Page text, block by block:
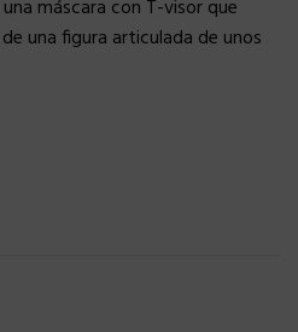
máscara con T-visor que
una figura articulada de unos